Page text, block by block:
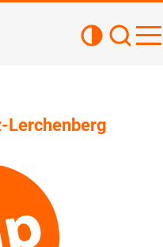
Lerchenberg